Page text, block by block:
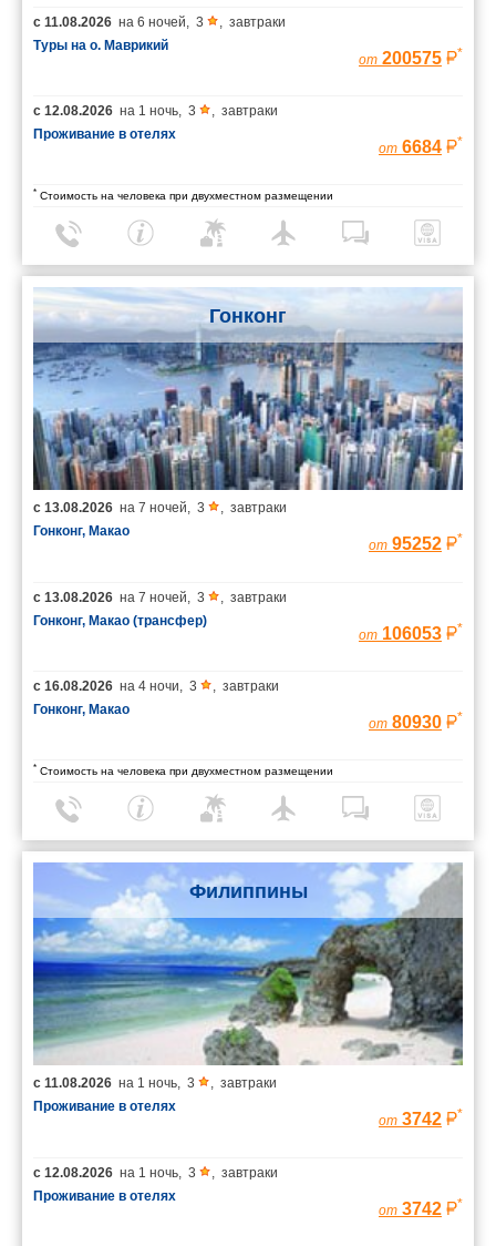
с 11.08.2026 на 6 ночей, 3 , завтраки
Туры на о. Маврикий
от 200575 *
с 12.08.2026 на 1 ночь, 3 , завтраки
Проживание в отелях
от 6684 *
* Стоимость на человека при двухместном размещении
Гонконг
с 13.08.2026 на 7 ночей, 3 , завтраки
Гонконг, Макао
от 95252 *
с 13.08.2026 на 7 ночей, 3 , завтраки
Гонконг, Макао (трансфер)
от 106053 *
с 16.08.2026 на 4 ночи, 3 , завтраки
Гонконг, Макао
от 80930 *
* Стоимость на человека при двухместном размещении
Филиппины
с 11.08.2026 на 1 ночь, 3 , завтраки
Проживание в отелях
от 3742 *
с 12.08.2026 на 1 ночь, 3 , завтраки
Проживание в отелях
от 3742 *